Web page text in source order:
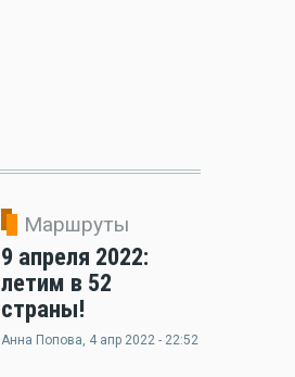
Маршруты
9 апреля 2022:
летим в 52
страны!
Анна Попова, 4 апр 2022 - 22:52